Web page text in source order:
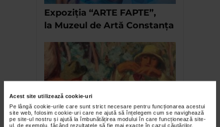
Acest site utilizează cookie-uri
Pe lângă cookie-urile care sunt strict necesare pentru funcționarea acestui
site web, folosim cookie-uri care ne ajută să înțelegem cum se navighează
pe site-ul nostru și ajută la îmbunătățirea modului în care funcționează site-
ul, de exemplu, făcând rezultatele să fie mai exacte în cazul căutărilor,
Expoziţia “ARTE FAPTE”,
la Muzeul de Artă Constanţa
Vernisajul expozițiilor